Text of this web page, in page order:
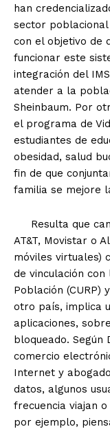
han
sector
con el objetivo de
funcionar este
integración del
atender a la
Sheinbaum. Por
el programa de
estudiantes de
obesidad, salud
fin de que
familia se mejore
Resulta que
AT&T, Movistar o
móviles virtuales)
de vinculación con
Población
otro país, implica
aplicaciones,
bloqueado. Según
comercio
Internet y
datos, algunos
frecuencia viajan
por ejemplo,